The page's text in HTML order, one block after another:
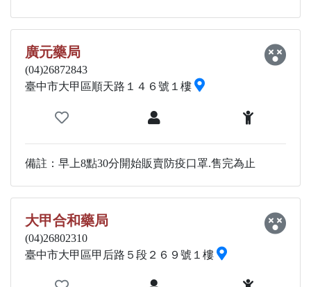
廣元藥局
(04)26872843
臺中市大甲區順天路１４６號１樓
備註：早上8點30分開始販賣防疫口罩.售完為止
大甲合和藥局
(04)26802310
臺中市大甲區甲后路５段２６９號１樓